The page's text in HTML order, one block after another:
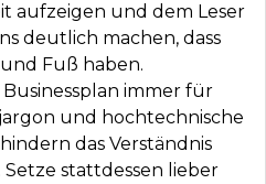
aufzeigen und dem Leser
deutlich machen, dass
Fuß haben.
immer für
und hochtechnische
das Verständnis
stattdessen lieber